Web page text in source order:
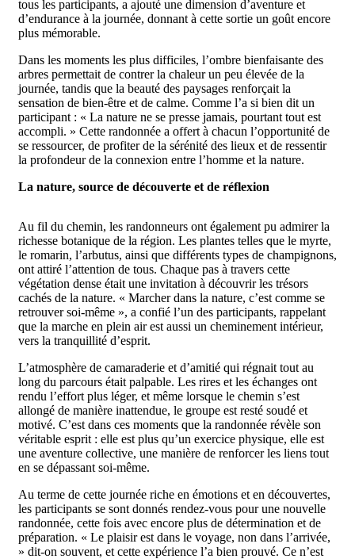
tous les participants, a ajouté une dimension d’aventure et
d’endurance à la journée, donnant à cette sortie un goût encore
plus mémorable.
Dans les moments les plus difficiles, l’ombre bienfaisante des
arbres permettait de contrer la chaleur un peu élevée de la
journée, tandis que la beauté des paysages renforçait la
sensation de bien-être et de calme. Comme l’a si bien dit un
participant : « La nature ne se presse jamais, pourtant tout est
accompli. » Cette randonnée a offert à chacun l’opportunité de
se ressourcer, de profiter de la sérénité des lieux et de ressentir
la profondeur de la connexion entre l’homme et la nature.
La nature, source de découverte et de réflexion
Au fil du chemin, les randonneurs ont également pu admirer la
richesse botanique de la région. Les plantes telles que le myrte,
le romarin, l’arbutus, ainsi que différents types de champignons,
ont attiré l’attention de tous. Chaque pas à travers cette
végétation dense était une invitation à découvrir les trésors
cachés de la nature. « Marcher dans la nature, c’est comme se
retrouver soi-même », a confié l’un des participants, rappelant
que la marche en plein air est aussi un cheminement intérieur,
vers la tranquillité d’esprit.
L’atmosphère de camaraderie et d’amitié qui régnait tout au
long du parcours était palpable. Les rires et les échanges ont
rendu l’effort plus léger, et même lorsque le chemin s’est
allongé de manière inattendue, le groupe est resté soudé et
motivé. C’est dans ces moments que la randonnée révèle son
véritable esprit : elle est plus qu’un exercice physique, elle est
une aventure collective, une manière de renforcer les liens tout
en se dépassant soi-même.
Au terme de cette journée riche en émotions et en découvertes,
les participants se sont donnés rendez-vous pour une nouvelle
randonnée, cette fois avec encore plus de détermination et de
préparation. « Le plaisir est dans le voyage, non dans l’arrivée,
» dit-on souvent, et cette expérience l’a bien prouvé. Ce n’est